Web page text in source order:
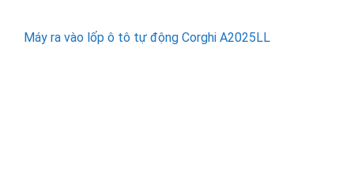
Máy ra vào lốp ô tô tự động Corghi A2025LL